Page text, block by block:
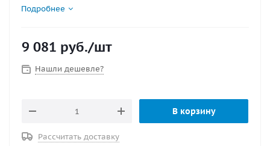
Подробнее
9 081 руб./шт
Нашли дешевле?
В корзину
Рассчитать доставку